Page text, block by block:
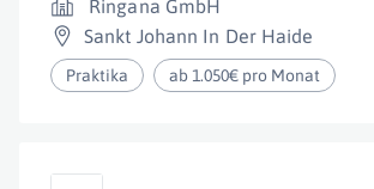
Ringana GmbH
Sankt Johann In Der Haide
Praktika ab 1.050€ pro Monat